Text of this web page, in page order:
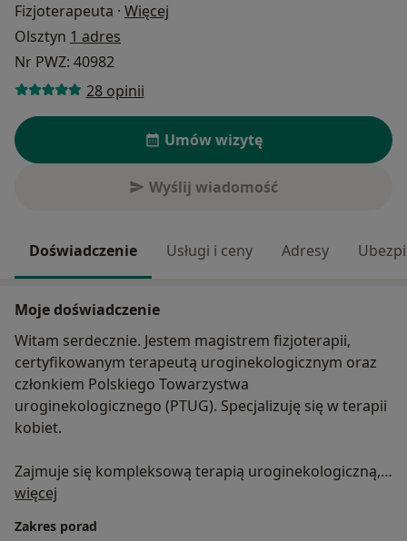
Fizjoterapeuta · Więcej
Olsztyn 1 adres
Nr PWZ: 40982
28 opinii
Umów wizytę
Wyślij wiadomość
Doświadczenie Usługi i ceny Adresy
Moje doświadczenie
Witam serdecznie. Jestem magistrem fizjoterapii,
certyfikowanym terapeutą uroginekologicznym oraz
członkiem Polskiego Towarzystwa
uroginekologicznego (PTUG). Specjalizuję się w terapii
kobiet.
Zajmuje się kompleksową terapią uroginekologiczną,
która obejmuje :
*trening mięśni dna miednicy,
więcej
Zakres porad